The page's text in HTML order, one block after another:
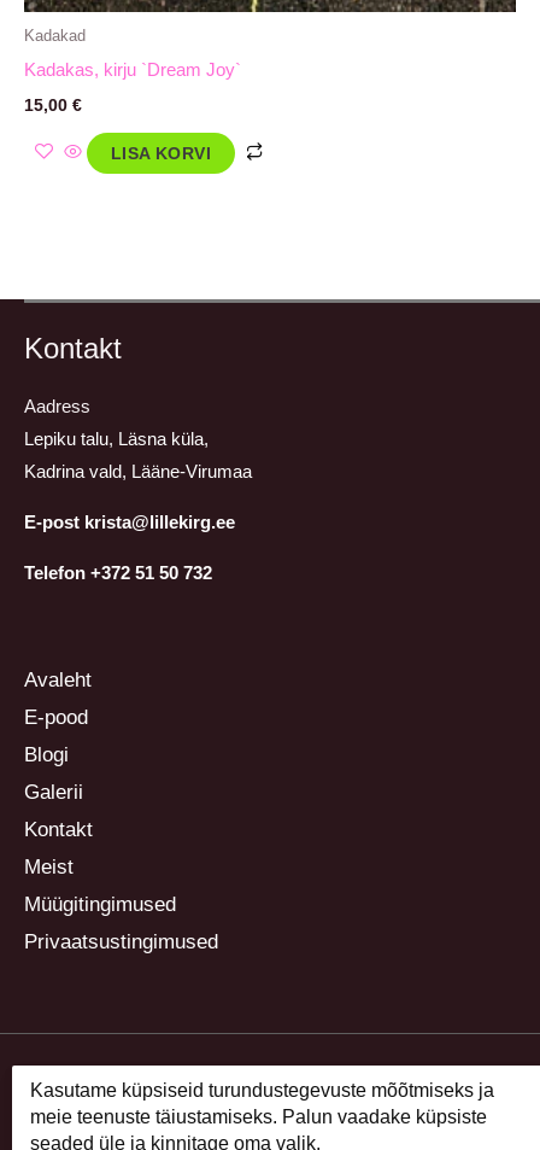
Kadakad
Kadakas, kirju `Dream Joy`
15,00 €
LISA KORVI
Kontakt
Aadress
Lepiku talu, Läsna küla,
Kadrina vald, Lääne-Virumaa
E-post krista@lillekirg.ee
Telefon +372 51 50 732
Avaleht
E-pood
Blogi
Galerii
Kontakt
Meist
Müügitingimused
Privaatsustingimused
Kasutame küpsiseid turundustegevuste mõõtmiseks ja
meie teenuste täiustamiseks. Palun vaadake küpsiste
seaded üle ja kinnitage oma valik.